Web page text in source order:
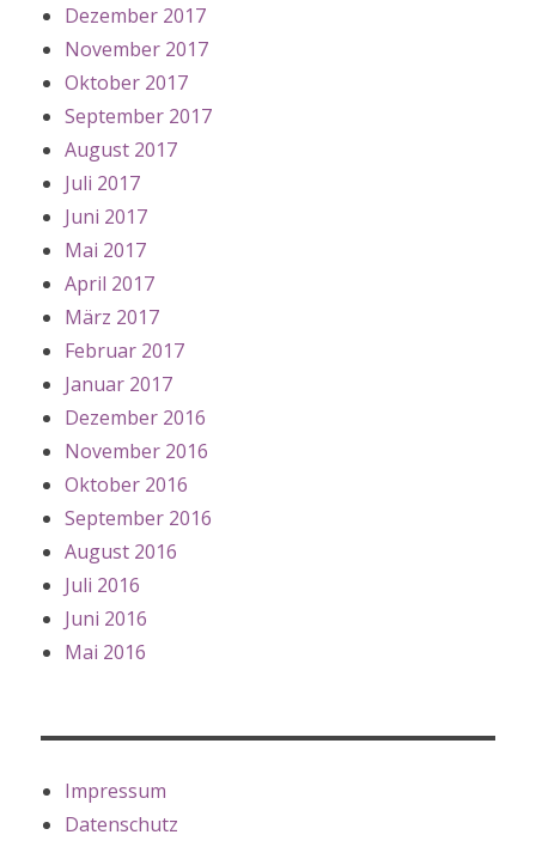
Dezember 2017
November 2017
Oktober 2017
September 2017
August 2017
Juli 2017
Juni 2017
Mai 2017
April 2017
März 2017
Februar 2017
Januar 2017
Dezember 2016
November 2016
Oktober 2016
September 2016
August 2016
Juli 2016
Juni 2016
Mai 2016
Impressum
Datenschutz